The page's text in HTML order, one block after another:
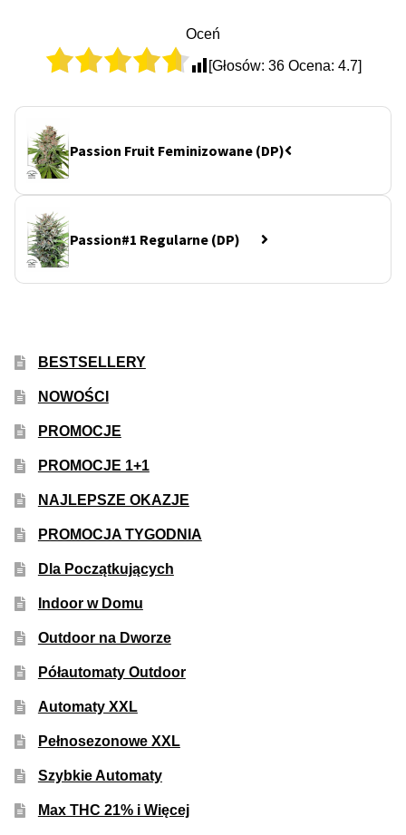
Oceń
[Głosów: 36Ocena: 4.7]
Passion Fruit Feminizowane (DP)
Passion#1 Regularne (DP)
BESTSELLERY
NOWOŚCI
PROMOCJE
PROMOCJE 1+1
NAJLEPSZE OKAZJE
PROMOCJA TYGODNIA
Dla Początkujących
Indoor w Domu
Outdoor na Dworze
Półautomaty Outdoor
Automaty XXL
Pełnosezonowe XXL
Szybkie Automaty
Max THC 21% i Więcej